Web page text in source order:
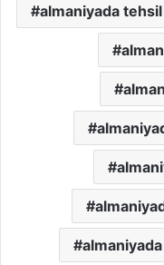
almaniyada tehsil